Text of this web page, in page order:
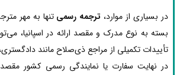
در بسیاری از موارد، ترجمه رسمی تنها به مهر
بسته به نوع مدرک و مقصد ارائه در اسپانیا،
تأییدات تکمیلی از مراجع ذی‌صلاح مانند
در نهایت سفارت یا نمایندگی رسمی کشور مقصد